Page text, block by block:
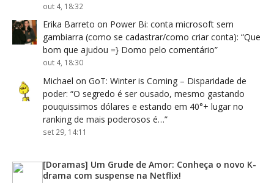
out 4, 18:32
Erika Barreto on Power Bi: conta microsoft sem
gambiarra (como se cadastrar/como criar conta): “Que
bom que ajudou =} Domo pelo comentário”
out 4, 18:30
Michael on GoT: Winter is Coming – Disparidade de
poder: “O segredo é ser ousado, mesmo gastando
pouquissimos dólares e estando em 40°+ lugar no
ranking de mais poderosos é…”
set 29, 14:11
[Doramas] Um Grude de Amor: Conheça o novo K-
drama com suspense na Netflix!